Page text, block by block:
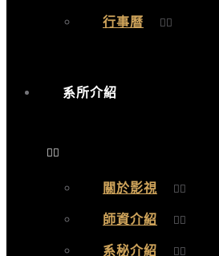
行事曆
系所介紹
關於影視
師資介紹
系秘介紹